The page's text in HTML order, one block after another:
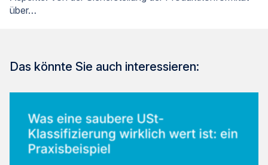
über…
Das könnte Sie auch interessieren: